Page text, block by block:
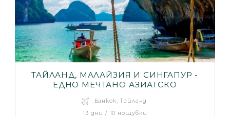
ТАЙЛАНД, МАЛАЙЗИЯ И СИНГАПУР -
ЕДНО МЕЧТАНО АЗИАТСКО
Банкок, Тайланд
13 дни / 10 нощувки